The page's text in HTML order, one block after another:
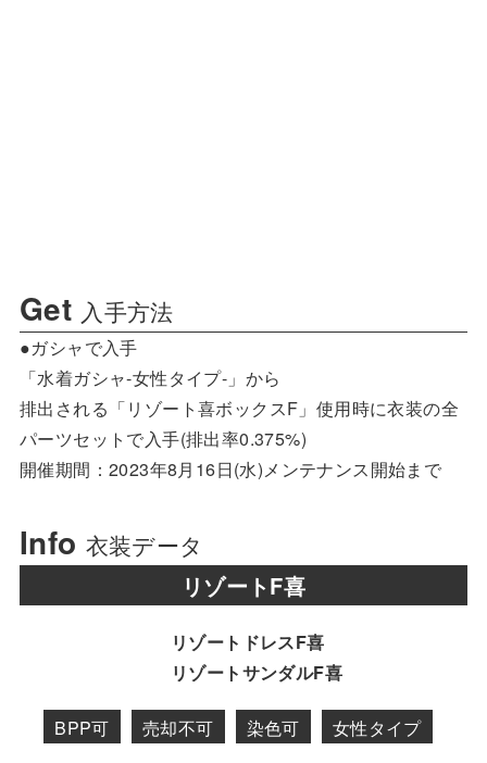
Get 入手方法
●ガシャで入手
「水着ガシャ-女性タイプ-」から
排出される「リゾート喜ボックスF」使用時に衣装の全
パーツセットで入手(排出率0.375%)
開催期間：2023年8月16日(水)メンテナンス開始まで
Info 衣装データ
リゾートF喜
リゾートドレスF喜
リゾートサンダルF喜
BPP可 売却不可 染色可 女性タイプ